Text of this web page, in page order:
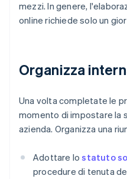
mezzi. In genere,
online richiede solo un
Organizza
Una volta completate le
momento di impostare la
azienda. Organizza una
Adottare lostatuto
procedure di tenuta